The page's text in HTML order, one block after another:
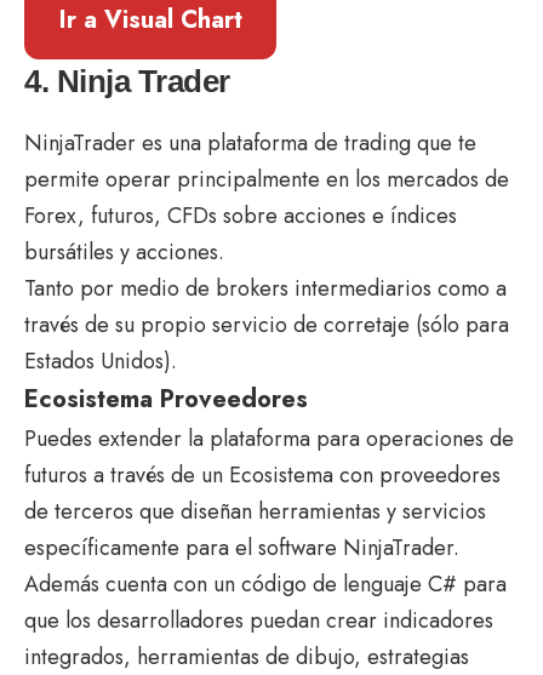
Ir a Visual Chart
4. Ninja Trader
NinjaTrader es una plataforma de trading que te
permite operar principalmente en los mercados de
Forex, futuros, CFDs sobre acciones e índices
bursátiles y acciones.
Tanto por medio de brokers intermediarios como a
través de su propio servicio de corretaje (sólo para
Estados Unidos).
Ecosistema Proveedores
Puedes extender la plataforma para operaciones de
futuros a través de un Ecosistema con proveedores
de terceros que diseñan herramientas y servicios
específicamente para el software NinjaTrader.
Además cuenta con un código de lenguaje C# para
que los desarrolladores puedan crear indicadores
integrados, herramientas de dibujo, estrategias